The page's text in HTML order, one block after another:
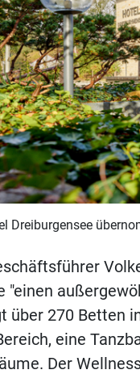
Dreiburgensee
"einen
über 270 Betten
eine
Der